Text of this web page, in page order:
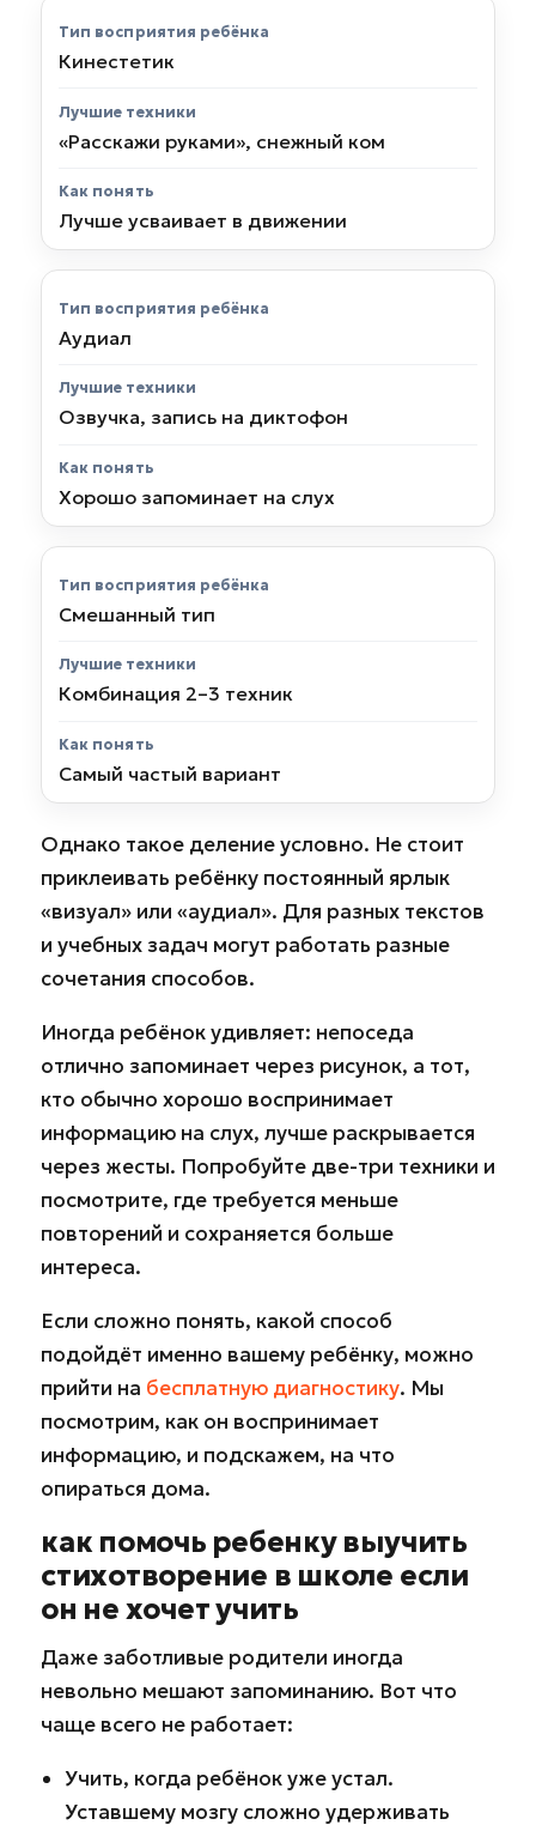
Кинестетик
«Расскажи руками», снежный ком
Лучше усваивает в движении
Аудиал
Озвучка, запись на диктофон
Хорошо запоминает на слух
Смешанный тип
Комбинация 2–3 техник
Самый частый вариант
Однако такое деление условно. Не стоит
приклеивать ребёнку постоянный ярлык
«визуал» или «аудиал». Для разных текстов
и учебных задач могут работать разные
сочетания способов.
Иногда ребёнок удивляет: непоседа
отлично запоминает через рисунок, а тот,
кто обычно хорошо воспринимает
информацию на слух, лучше раскрывается
через жесты. Попробуйте две-три техники и
посмотрите, где требуется меньше
повторений и сохраняется больше
интереса.
Если сложно понять, какой способ
подойдёт именно вашему ребёнку, можно
прийти на бесплатную диагностику. Мы
посмотрим, как он воспринимает
информацию, и подскажем, на что
опираться дома.
как помочь ребенку выучить
стихотворение в школе если
он не хочет учить
Даже заботливые родители иногда
невольно мешают запоминанию. Вот что
чаще всего не работает:
Учить, когда ребёнок уже устал.
Уставшему мозгу сложно удерживать